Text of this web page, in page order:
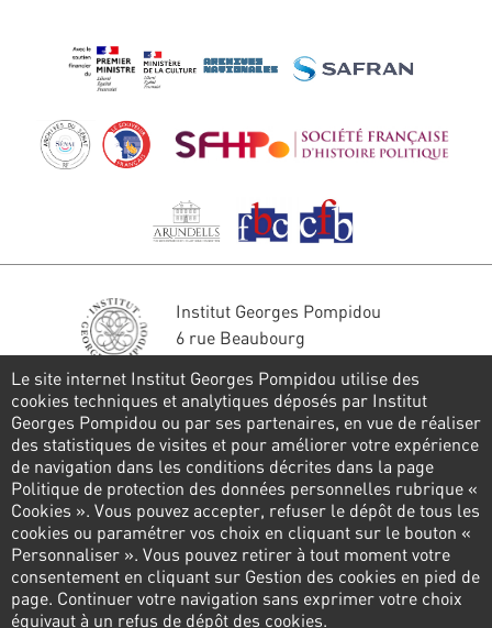
Institut Georges Pompidou
6 rue Beaubourg
Tél. : 01 44 78 41 22
Stay in touch
CONTACT FORM
Follow us
Pied
Le site internet Institut Georges Pompidou utilise des
cookies techniques et analytiques déposés par Institut
Georges Pompidou ou par ses partenaires, en vue de réaliser
des statistiques de visites et pour améliorer votre expérience
de navigation dans les conditions décrites dans la page
Politique de protection des données personnelles rubrique «
Cookies ». Vous pouvez accepter, refuser le dépôt de tous les
cookies ou paramétrer vos choix en cliquant sur le bouton «
Personnaliser ». Vous pouvez retirer à tout moment votre
consentement en cliquant sur Gestion des cookies en pied de
page. Continuer votre navigation sans exprimer votre choix
équivaut à un refus de dépôt des cookies.